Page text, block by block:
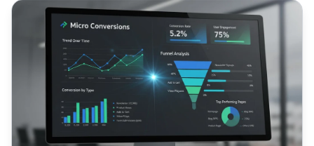
Ako sledovať mikro konverzie